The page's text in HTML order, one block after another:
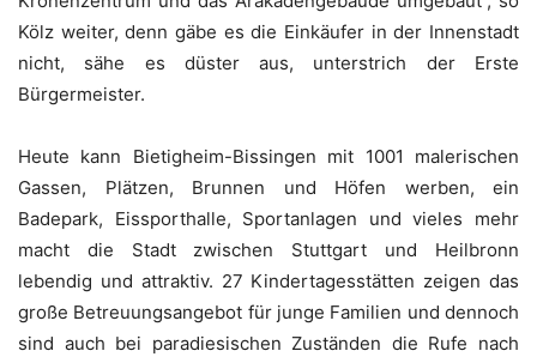
Kölz weiter, denn gäbe es die Einkäufer in der Innenstadt
nicht, sähe es düster aus, unterstrich der Erste
Bürgermeister.
Heute kann Bietigheim-Bissingen mit 1001 malerischen
Gassen, Plätzen, Brunnen und Höfen werben, ein
Badepark, Eissporthalle, Sportanlagen und vieles mehr
macht die Stadt zwischen Stuttgart und Heilbronn
lebendig und attraktiv. 27 Kindertagesstätten zeigen das
große Betreuungsangebot für junge Familien und dennoch
sind auch bei paradiesischen Zuständen die Rufe nach